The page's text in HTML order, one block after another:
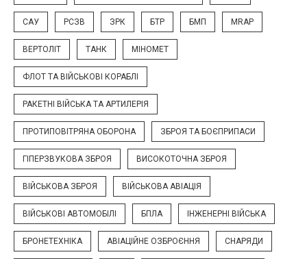
САУ РСЗВ ЗРК БТР БМП MRAP
ВЕРТОЛІТ ТАНК МІНОМЕТ
ФЛОТ ТА ВІЙСЬКОВІ КОРАБЛІ
РАКЕТНІ ВІЙСЬКА ТА АРТИЛЕРІЯ
ПРОТИПОВІТРЯНА ОБОРОНА ЗБРОЯ ТА БОЄПРИПАСИ
ГІПЕРЗВУКОВА ЗБРОЯ ВИСОКОТОЧНА ЗБРОЯ
ВІЙСЬКОВА ЗБРОЯ ВІЙСЬКОВА АВІАЦІЯ
ВІЙСЬКОВІ АВТОМОБІЛІ БПЛА ІНЖЕНЕРНІ ВІЙСЬКА
БРОНЕТЕХНІКА АВІАЦІЙНЕ ОЗБРОЄННЯ СНАРЯДИ